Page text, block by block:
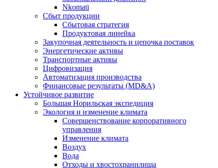
Nkomati
Сбыт продукции
Сбытовая стратегия
Продуктовая линейка
Закупочная деятельность и цепочка поставок
Энергетические активы
Транспортные активы
Цифровизация
Автоматизация производства
Финансовые результаты (MD&A)
Устойчивое развитие
Большая Норильская экспедиция
Экология и изменение климата
Совершенствование корпоративного
управления
Изменение климата
Воздух
Вода
Отходы и хвостохранилища